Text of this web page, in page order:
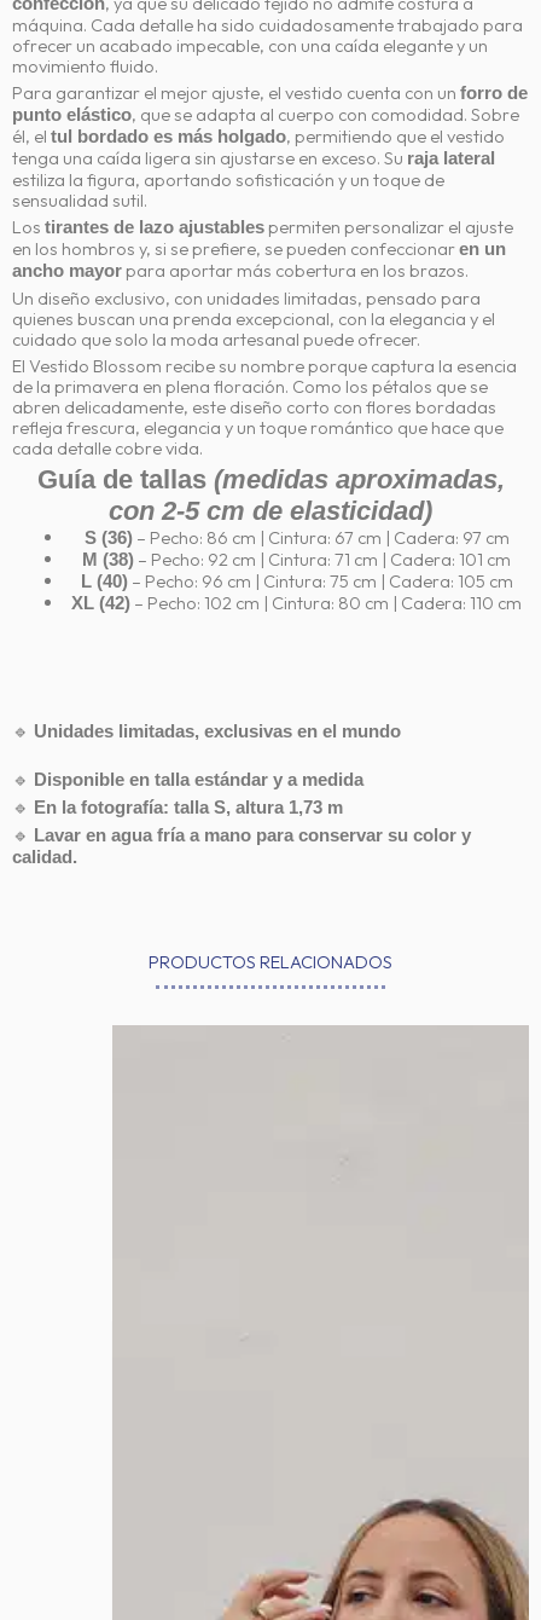
confección
máquina. Cada detalle ha sido cuidadosamente trabajado para
ofrecer un acabado impecable, con una caída elegante y un
movimiento fluido.
Para garantizar el mejor ajuste, el vestido cuenta con un forro de
punto elástico, que se adapta al cuerpo con comodidad. Sobre
él, el tul bordado es más holgado, permitiendo que el vestido
tenga una caída ligera sin ajustarse en exceso. Su raja lateral
estiliza la figura, aportando sofisticación y un toque de
sensualidad sutil.
Los tirantes de lazo ajustablespermiten personalizar el ajuste
en los hombros y, si se prefiere, se pueden confeccionaren un
ancho mayorpara aportar más cobertura en los brazos.
Un diseño exclusivo, con unidades limitadas, pensado para
quienes buscan una prenda excepcional, con la elegancia y el
cuidado que solo la moda artesanal puede ofrecer.
El Vestido Blossom recibe su nombre porque captura la esencia
de la primavera en plena floración. Como los pétalos que se
abren delicadamente, este diseño corto con flores bordadas
refleja frescura, elegancia y un toque romántico que hace que
cada detalle cobre vida.
Guía de tallas (medidas aproximadas,
con 2-5 cm de elasticidad)
S (36)– Pecho: 86 cm | Cintura: 67 cm | Cadera: 97 cm
M (38) – Pecho: 92 cm | Cintura: 71 cm | Cadera: 101 cm
L (40)– Pecho: 96 cm | Cintura: 75 cm | Cadera: 105 cm
XL (42) – Pecho: 102 cm | Cintura: 80 cm | Cadera: 110 cm
🔹 Unidades limitadas, exclusivas en el mundo
🔹 Disponible en talla estándar y a medida
🔹 En la fotografía: talla S, altura 1,73 m
🔹
Lavar en agua fría a mano para conservar su color y
calidad.
PRODUCTOS RELACIONADOS